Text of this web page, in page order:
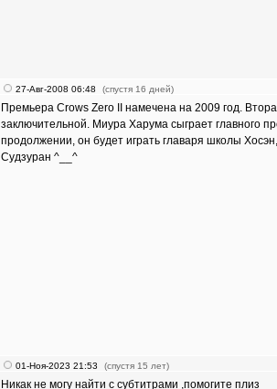
27-Авг-2008 06:48 (спустя 16 дней)
Премьера Crows Zero II намечена на 2009 год.
заключительной. Миура Харума сыграет главного
продолжении, он будет играть главаря школы
Судзуран ^__^
01-Ноя-2023 21:53 (спустя 15 лет)
Никак не могу найти с субтитрами ,помогите плиз